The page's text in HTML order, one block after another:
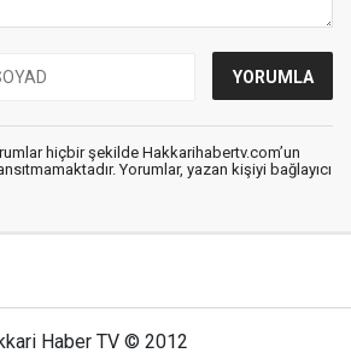
hiçbir şekilde Hakkarihabertv.com’un
Yorumlar, yazan kişiyi bağlayıcı
Haber TV © 2012